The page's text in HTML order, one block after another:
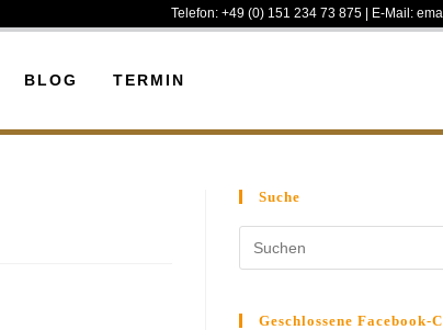
Telefon: +49 (0) 151 234 73 875 | E-Mail:
BLOG TERMIN
Suche
Geschlossene Facebook-